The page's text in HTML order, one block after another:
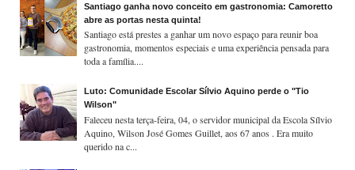
Santiago ganha novo conceito em gastronomia: Camoretto
abre as portas nesta quinta!
Santiago está prestes a ganhar um novo espaço para reunir boa
gastronomia, momentos especiais e uma experiência pensada para
toda a família....
Luto: Comunidade Escolar Sílvio Aquino perde o "Tio
Wilson"
Faleceu nesta terça-feira, 04, o servidor municipal da Escola Sílvio
Aquino, Wilson José Gomes Guillet, aos 67 anos . Era muito
querido na c...